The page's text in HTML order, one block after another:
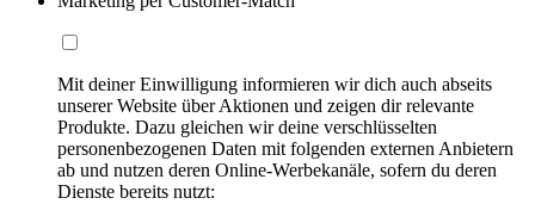
Mit deiner Einwilligung informieren wir dich auch abseits
unserer Website über Aktionen und zeigen dir relevante
Produkte. Dazu gleichen wir deine verschlüsselten
personenbezogenen Daten mit folgenden externen Anbietern
ab und nutzen deren Online-Werbekanäle, sofern du deren
Dienste bereits nutzt: